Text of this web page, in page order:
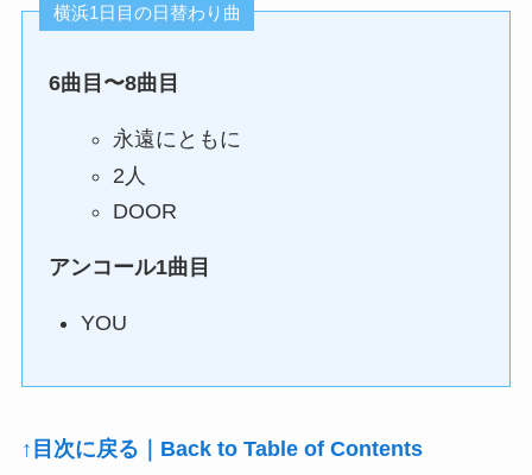
横浜1日目の日替わり曲
6曲目〜8曲目
永遠にともに
2人
DOOR
アンコール1曲目
YOU
↑目次に戻る｜Back to Table of Contents